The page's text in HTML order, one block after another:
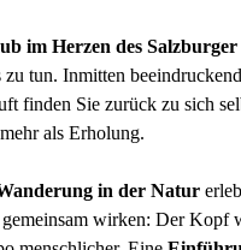
im Herzen des
zu tun. Inmitten
finden Sie zurück zu sich
als Erholung.
in der Natur
wirken: Der Kopf